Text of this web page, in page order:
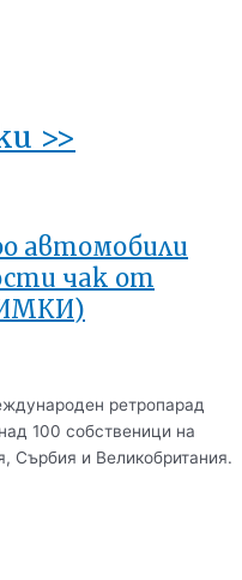
>>
автомобили
чак от
ретропарад
100 собственици на
Сърбия и Великобритания.